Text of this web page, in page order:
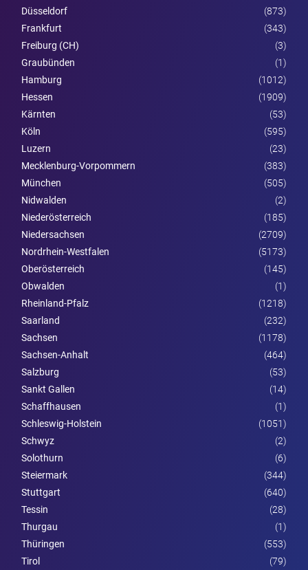
Düsseldorf
(873)
Frankfurt
(343)
Freiburg (CH)
(3)
Graubünden
(1)
Hamburg
(1012)
Hessen
(1909)
Kärnten
(53)
Köln
(595)
Luzern
(23)
Mecklenburg-Vorpommern
(383)
München
(505)
Nidwalden
(2)
Nieder­österreich
(185)
Niedersachsen
(2709)
Nordrhein-Westfalen
(5173)
Ober­österreich
(145)
Obwalden
(1)
Rheinland-Pfalz
(1218)
Saarland
(232)
Sachsen
(1178)
Sachsen-Anhalt
(464)
Salzburg
(53)
Sankt Gallen
(14)
Schaffhausen
(1)
Schleswig-Holstein
(1051)
Schwyz
(2)
Solothurn
(6)
Steier­mark
(344)
Stuttgart
(640)
Tessin
(28)
Thurgau
(1)
Thüringen
(553)
Tirol
(79)